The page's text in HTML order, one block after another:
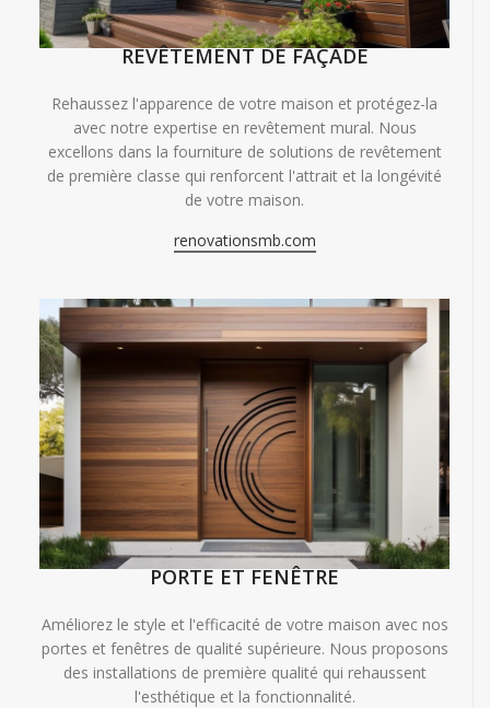
REVÊTEMENT DE FAÇADE
Rehaussez l'apparence de votre maison et protégez-la
avec notre expertise en revêtement mural. Nous
excellons dans la fourniture de solutions de revêtement
de première classe qui renforcent l'attrait et la longévité
de votre maison.
renovationsmb.com
PORTE ET FENÊTRE
Améliorez le style et l'efficacité de votre maison avec nos
portes et fenêtres de qualité supérieure. Nous proposons
des installations de première qualité qui rehaussent
l'esthétique et la fonctionnalité.